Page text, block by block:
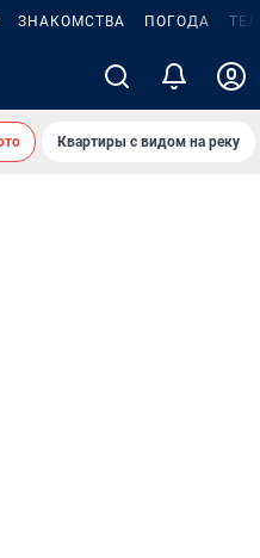
ЗНАКОМСТВА ПОГОДА
Квартиры с видом на реку